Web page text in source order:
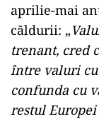
aprilie-mai
căldurii: „
trenant, cred
între valuri cu
confunda cu
restul